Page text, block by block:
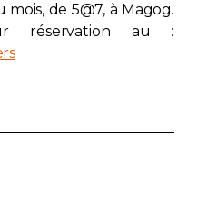
de 5@7, à Magog.
réservation au :